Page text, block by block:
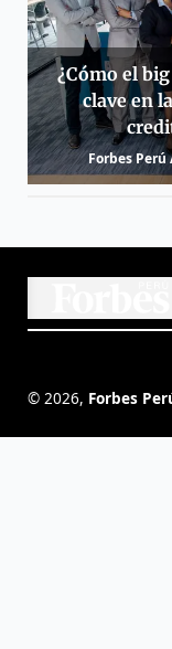
¿Cómo el
clave en
Forbes
© 2026, Forbes